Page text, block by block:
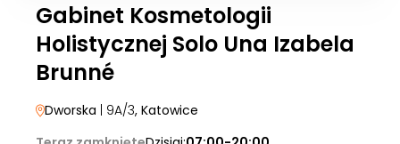
Gabinet Kosmetologii
Holistycznej Solo Una Izabela
Brunné
Dworska | 9A/3, Katowice